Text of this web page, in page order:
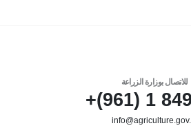
للاتصال بوزارة الزراعة